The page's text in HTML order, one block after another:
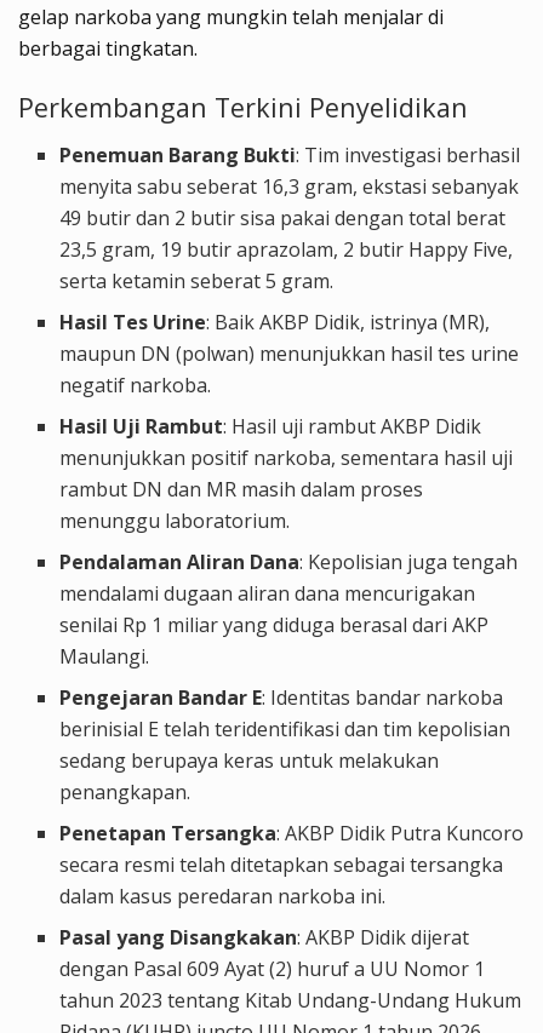
gelap narkoba yang mungkin telah menjalar di
berbagai tingkatan.
Perkembangan Terkini Penyelidikan
Penemuan Barang Bukti: Tim investigasi berhasil
menyita sabu seberat 16,3 gram, ekstasi sebanyak
49 butir dan 2 butir sisa pakai dengan total berat
23,5 gram, 19 butir aprazolam, 2 butir Happy Five,
serta ketamin seberat 5 gram.
Hasil Tes Urine: Baik AKBP Didik, istrinya (MR),
maupun DN (polwan) menunjukkan hasil tes urine
negatif narkoba.
Hasil Uji Rambut: Hasil uji rambut AKBP Didik
menunjukkan positif narkoba, sementara hasil uji
rambut DN dan MR masih dalam proses
menunggu laboratorium.
Pendalaman Aliran Dana: Kepolisian juga tengah
mendalami dugaan aliran dana mencurigakan
senilai Rp 1 miliar yang diduga berasal dari AKP
Maulangi.
Pengejaran Bandar E: Identitas bandar narkoba
berinisial E telah teridentifikasi dan tim kepolisian
sedang berupaya keras untuk melakukan
penangkapan.
Penetapan Tersangka: AKBP Didik Putra Kuncoro
secara resmi telah ditetapkan sebagai tersangka
dalam kasus peredaran narkoba ini.
Pasal yang Disangkakan: AKBP Didik dijerat
dengan Pasal 609 Ayat (2) huruf a UU Nomor 1
tahun 2023 tentang Kitab Undang-Undang Hukum